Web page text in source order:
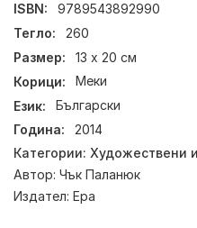
ISBN:
9789543892990
Тегло:
260
Размер:
13 х 20 см
Корици:
Меки
Език:
Български
Година:
2014
Категории: Художествени
Автор: Чък Паланюк
Издател: Ера